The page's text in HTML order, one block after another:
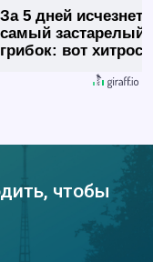
За 5 дней исчезнет
самый застарелый
грибок: вот
чтобы